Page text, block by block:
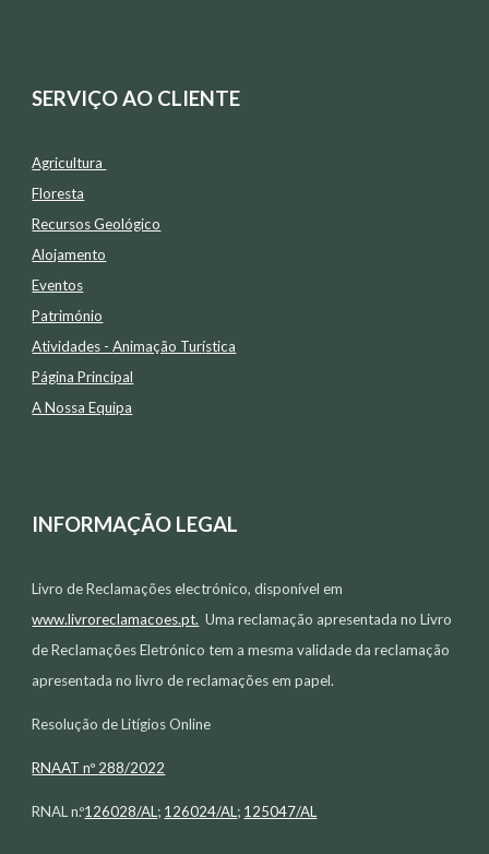
SERVIÇO AO CLIENTE
Agricultura
Floresta
Recursos Geológico
Alojamento
Eventos
Património
Atividades -Animação Turística
Página Principal
A Nossa Equipa
INFORMAÇÃO LEGAL
Livro de Reclamações electrónico, disponível em
www.livroreclamacoes.pt. Uma reclamação apresentada no Livro
de Reclamações Eletrónico tem a mesma validade da reclamação
apresentada no livro de reclamações em papel.
Resolução de Litígios Online
RNAAT nº 288/2022
RNAL n.º126028/AL ; 126024/AL ; 125047/AL